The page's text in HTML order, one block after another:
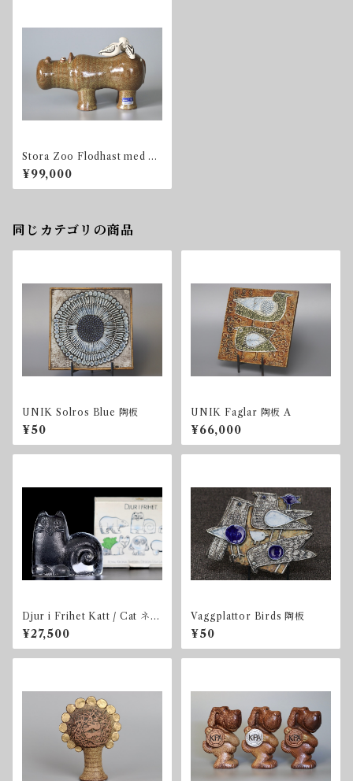
Stora Zoo Flodhast med Fa
glar
¥99,000
同じカテゴリの商品
UNIK Solros Blue 陶板
¥50
UNIK Faglar 陶板 A
¥66,000
Djur i Frihet Katt / Cat ネコ
BOX付き
¥27,500
Vaggplattor Birds 陶板
¥50